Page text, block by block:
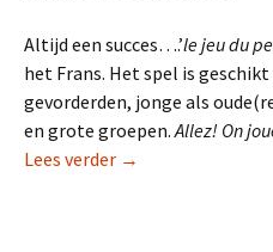
Altijd een succes….’le jeu du
het Frans. Het spel is
gevorderden, jonge als
en grote groepen.Allez! On
Lees verder Spel: le pendu
→